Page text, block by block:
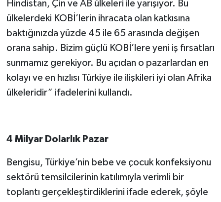
Hindistan, Çin ve AB ülkeleri ile yarışıyor. Bu
ülkelerdeki KOBİ’lerin ihracata olan katkısına
baktığınızda yüzde 45 ile 65 arasında değişen
orana sahip. Bizim güçlü KOBİ’lere yeni iş fırsatları
sunmamız gerekiyor. Bu açıdan o pazarlardan en
kolayı ve en hızlısı Türkiye ile ilişkileri iyi olan Afrika
ülkeleridir” ifadelerini kullandı.
4 Milyar Dolarlık Pazar
Bengisu, Türkiye’nin bebe ve çocuk konfeksiyonu
sektörü temsilcilerinin katılımıyla verimli bir
toplantı gerçekleştirdiklerini ifade ederek, şöyle